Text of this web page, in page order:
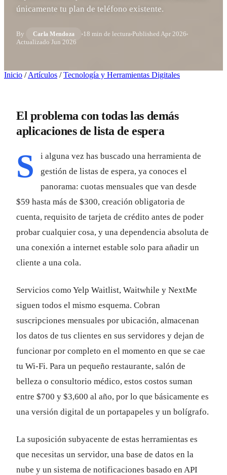
únicamente tu plan de teléfono existente.
By Carla Mendoza 18 min de lectura PublishedApr 2026
Actualizado Jun 2026
Inicio / Artículos / Tecnología y Herramientas Digitales
El problema con todas las demás
aplicaciones de lista de espera
S
i alguna vez has buscado una herramienta de
gestión de listas de espera, ya conoces el
panorama: cuotas mensuales que van desde
$59 hasta más de $300, creación obligatoria de
cuenta, requisito de tarjeta de crédito antes de poder
probar cualquier cosa, y una dependencia absoluta de
una conexión a internet estable solo para añadir un
cliente a una cola.
Servicios como Yelp Waitlist, Waitwhile y NextMe
siguen todos el mismo esquema. Cobran
suscripciones mensuales por ubicación, almacenan
los datos de tus clientes en sus servidores y dejan de
funcionar por completo en el momento en que se cae
tu Wi-Fi. Para un pequeño restaurante, salón de
belleza o consultorio médico, estos costos suman
entre $700 y $3,600 al año, por lo que básicamente es
una versión digital de un portapapeles y un bolígrafo.
La suposición subyacente de estas herramientas es
que necesitas un servidor, una base de datos en la
nube y un sistema de notificaciones basado en API